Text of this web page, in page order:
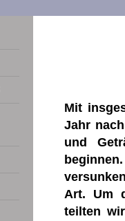
Mit
Jahr
und
Art. Um
teilten